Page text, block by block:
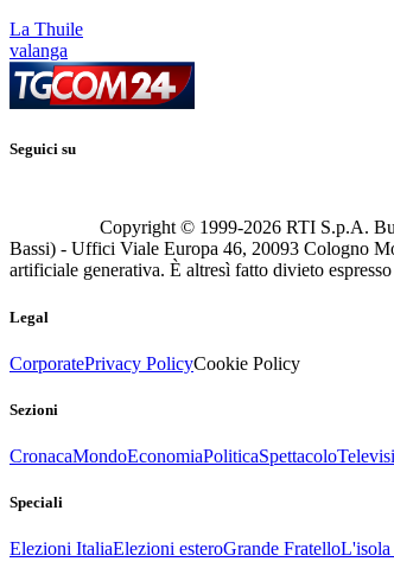
La Thuile
valanga
Seguici su
Copyright © 1999-2026 RTI S.p.A.
Bassi) - Uffici Viale Europa 46, 20093 Cologno
artificiale generativa. È altresì fatto divieto
Legal
CorporatePrivacy PolicyCookie Policy
Sezioni
CronacaMondoEconomiaPoliticaSpettacolo
Speciali
Elezioni ItaliaElezioni esteroGrande FratelloL'isola